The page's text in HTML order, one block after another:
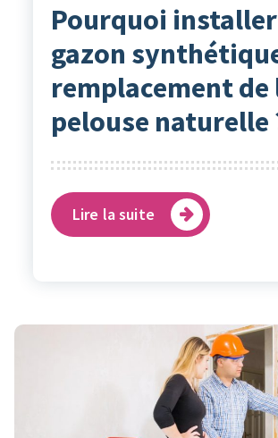
Pourquoi
gazon
remplacement de
pelouse naturelle
Lire la suite